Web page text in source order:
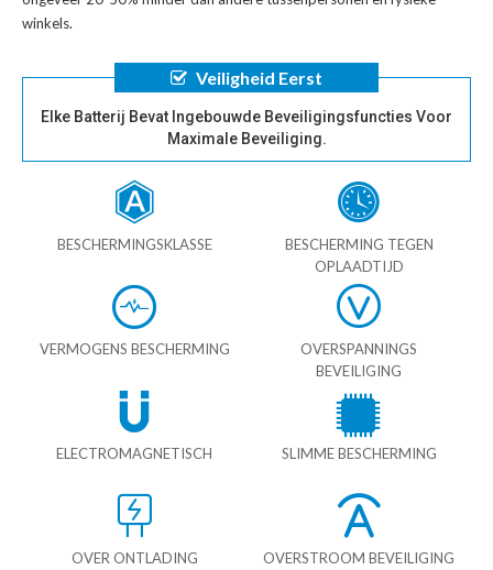
winkels.
Veiligheid Eerst
Elke Batterij Bevat Ingebouwde Beveiligingsfuncties Voor
Maximale Beveiliging.
BESCHERMINGSKLASSE
BESCHERMING TEGEN
OPLAADTIJD
VERMOGENS BESCHERMING
OVERSPANNINGS
BEVEILIGING
ELECTROMAGNETISCH SLIMME BESCHERMING
OVER ONTLADING
OVERSTROOM BEVEILIGING